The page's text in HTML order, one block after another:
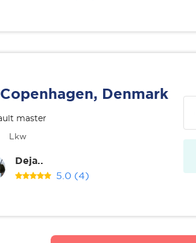
Copenhagen, Denmark
master
Lkw
Deja..
5.0 (4)